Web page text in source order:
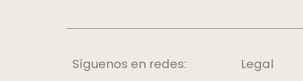
Síguenos en redes: Legal